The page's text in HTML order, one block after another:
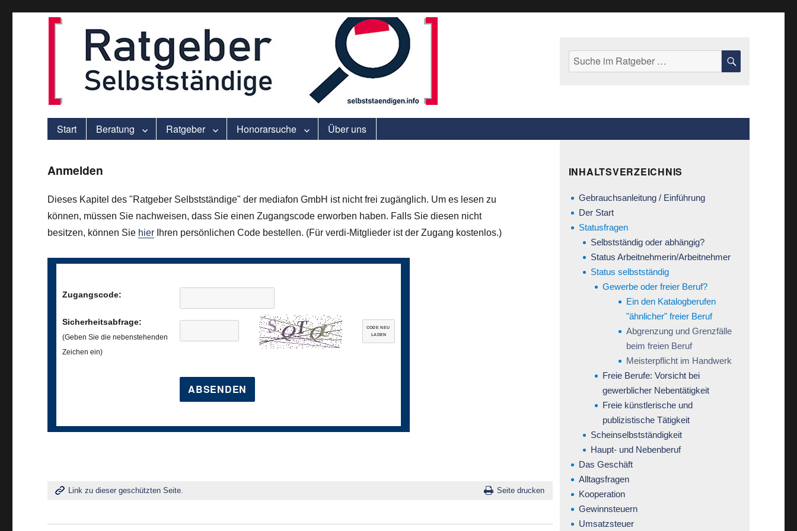
selbststaendigen.info
ver.di-Beratung für Solo-Selbstständige – praxisnah und individuell.
Suche
nach:
Start Beratung Ratgeber Honorarsuche Über uns
Anmelden
Dieses Kapitel des "Ratgeber Selbstständige" der mediafon GmbH ist nicht frei zugänglich. Um es lesen zu
können, müssen Sie nachweisen, dass Sie einen Zugangscode erworben haben. Falls Sie diesen nicht
besitzen, können Sie hier Ihren persönlichen Code bestellen. (Für verdi-Mitglieder ist der Zugang kostenlos.)
Zugangscode:
Sicherheitsabfrage:
(Geben Sie die nebenstehenden
Zeichen ein)
CODE NEU
LADEN
Link zu dieser geschützten Seite. Seite drucken
INHALTSVERZEICHNIS
Gebrauchsanleitung / Einführung
Der Start
Statusfragen
Selbstständig oder abhängig?
Status Arbeitnehmerin/Arbeitnehmer
Status selbstständig
Gewerbe oder freier Beruf?
Ein den Katalogberufen
"ähnlicher" freier Beruf
Abgrenzung und Grenzfälle
beim freien Beruf
Meisterpflicht im Handwerk
Freie Berufe: Vorsicht bei
gewerblicher Nebentätigkeit
Freie künstlerische und
publizistische Tätigkeit
Scheinselbstständigkeit
Haupt- und Nebenberuf
Das Geschäft
Alltagsfragen
Kooperation
Gewinnsteuern
Umsatzsteuer